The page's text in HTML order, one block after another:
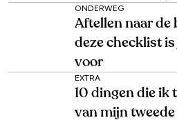
ONDERWEG
Aftellen naar de
deze checklist
voor
EXTRA
10 dingen die ik
van mijn